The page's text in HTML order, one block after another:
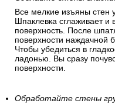
Все мелкие изъяны стен
Шпаклевка сглаживает и
поверхность. После
поверхности наждачной
Чтобы убедиться в
ладонью. Вы сразу
поверхности.
Обработайте стены